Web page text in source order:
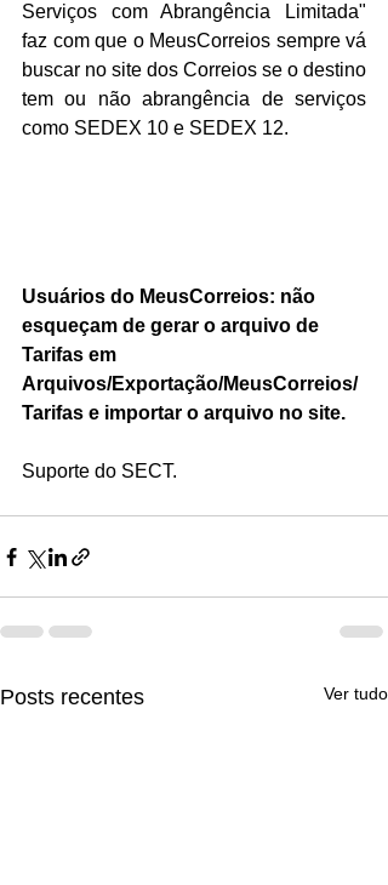
Serviços com Abrangência Limitada"
faz com que o MeusCorreios sempre vá
buscar no site dos Correios se o destino
tem ou não abrangência de serviços
como SEDEX 10 e SEDEX 12.
Usuários do MeusCorreios: não
esqueçam de gerar o arquivo de
Tarifas em
Arquivos/Exportação/MeusCorreios/
Tarifas e importar o arquivo no site.
Suporte do SECT.
Posts recentes Ver tudo